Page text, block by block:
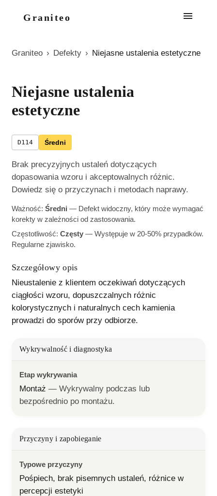
Graniteo
Graniteo › Defekty › Niejasne ustalenia estetyczne
Niejasne ustalenia
estetyczne
D114 Średni
Brak precyzyjnych ustaleń dotyczących
dopasowania wzoru i akceptowalnych różnic.
Dowiedz się o przyczynach i metodach naprawy.
Ważność: Średni — Defekt widoczny, który może wymagać
korekty w zależności od zastosowania.
Częstotliwość: Częsty — Występuje w 20-50% przypadków.
Regularne zjawisko.
Szczegółowy opis
Nieustalenie z klientem oczekiwań dotyczących
ciągłości wzoru, dopuszczalnych różnic
kolorystycznych i naturalnych cech kamienia
prowadzi do sporów przy odbiorze.
Wykrywalność i diagnostyka
Etap wykrywania
Montaż — Wykrywalny podczas lub
bezpośrednio po montażu.
Przyczyny i zapobieganie
Typowe przyczyny
Pośpiech, brak pisemnych ustaleń, różnice w
percepcji estetyki